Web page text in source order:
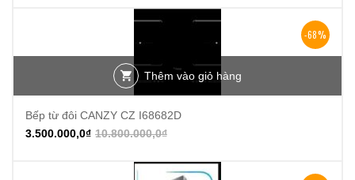
-68%
Thêm vào giỏ hàng
Bếp từ đôi CANZY CZ I68682D
10.800.000,0₫
3.500.000,0₫